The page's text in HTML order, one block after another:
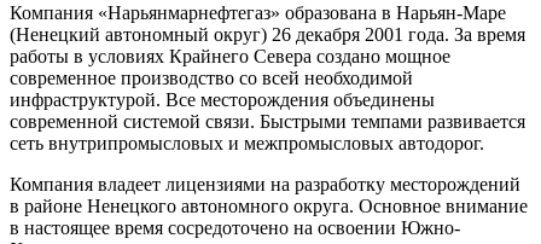
Компания «Нарьянмарнефтегаз» образована в Нарьян-Маре
(Ненецкий автономный округ) 26 декабря 2001 года. За время
работы в условиях Крайнего Севера создано мощное
современное производство со всей необходимой
инфраструктурой. Все месторождения объединены
современной системой связи. Быстрыми темпами развивается
сеть внутрипромысловых и межпромысловых автодорог.
Компания владеет лицензиями на разработку месторождений
в районе Ненецкого автономного округа. Основное внимание
в настоящее время сосредоточено на освоении Южно-